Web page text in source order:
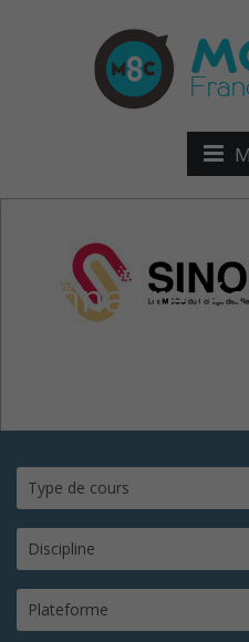
connaitre
avec
Type de cours
Discipline
Plateforme